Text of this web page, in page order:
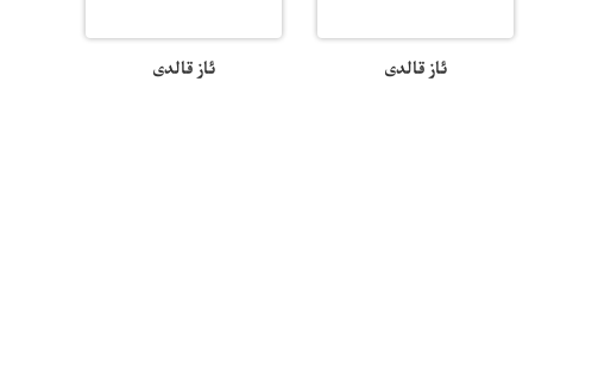
ئاز قالدى ئاز قالدى